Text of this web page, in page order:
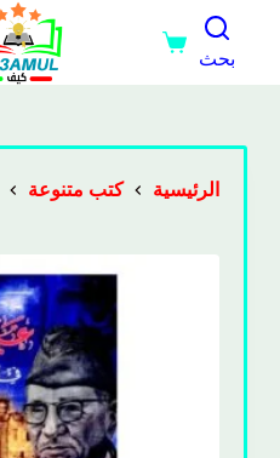
بحث
الرئيسية كتب متنوعة